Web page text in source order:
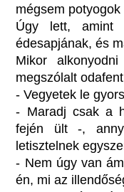
mégsem potyogok
Úgy lett, amint
édesapjának, és
Mikor
megszólalt
- Vegyetek le
- Maradj csak a
fején ült -,
letisztelnek
- Nem úgy van
én, mi az